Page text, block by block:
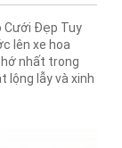
Cưới Đẹp Tuy
lên xe hoa
nhất trong
lộng lẫy và xinh